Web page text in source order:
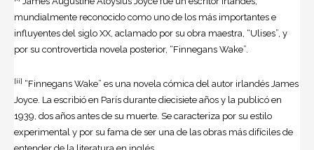
mundialmente reconocido como uno de los más importantes e
influyentes del siglo XX, aclamado por su obra maestra, “Ulises”, y
por su controvertida novela posterior, “Finnegans Wake”.
[ii] “Finnegans Wake” es una novela cómica del autor irlandés James
Joyce. La escribió en París durante diecisiete años y la publicó en
1939, dos años antes de su muerte. Se caracteriza por su estilo
experimental y por su fama de ser una de las obras más difíciles de